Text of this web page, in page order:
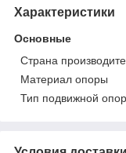
Характеристики
Основные
Страна
Материал опоры
Тип подвижной